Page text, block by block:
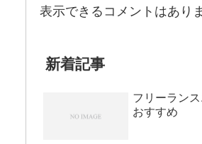
表示できるコメントはあり
新着記事
フリーラン
おすすめ